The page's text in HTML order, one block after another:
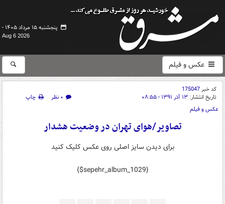
پنجشنبه ۱۵ مرداد ۱۴۰۵ -
Aug 6 2026
عکس و فیلم
کد خبر175047
تاریخ انتشار: ۱۳ آذر ۱۳۹۱ - ۰۸:۵۵ ۰ نظر
چاپ
عکس و فیلم
تصاویر/هوای تهران در وضعیت هشدار
برای دیدن سایز اصلی روی عکس کلیک کنید
{$sepehr_album_1029}